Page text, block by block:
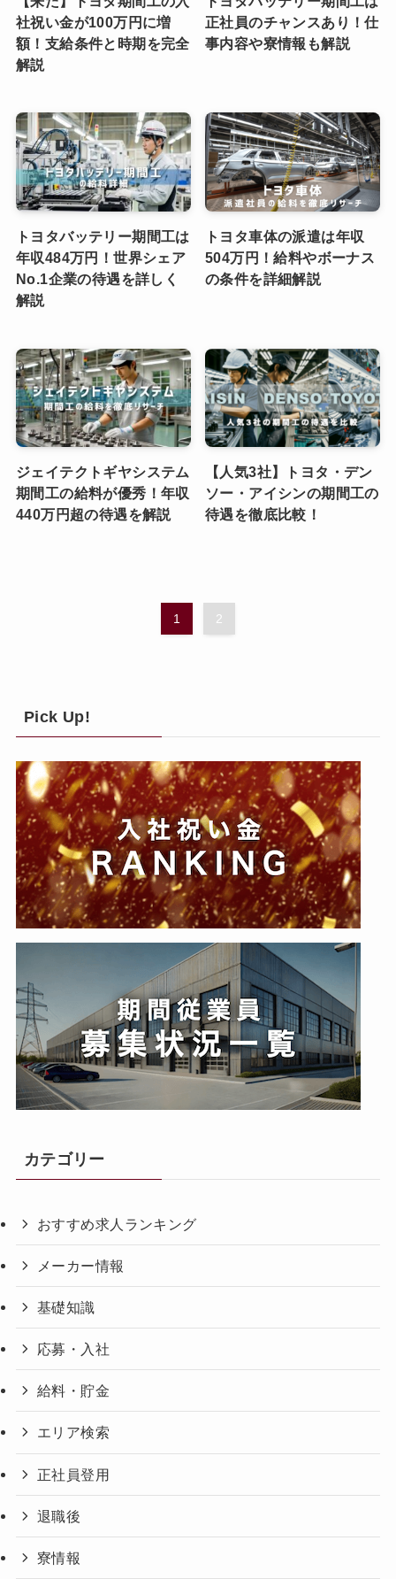
社祝い金が100万円に増
額！支給条件と時期を完全
解説
正社員のチャンスあり！仕
事内容や寮情報も解説
トヨタバッテリー期間工は
年収484万円！世界シェア
No.1企業の待遇を詳しく
解説
トヨタ車体の派遣は年収
504万円！給料やボーナス
の条件を詳細解説
ジェイテクトギヤシステム
期間工の給料が優秀！年収
440万円超の待遇を解説
【人気3社】トヨタ・デン
ソー・アイシンの期間工の
待遇を徹底比較！
1 2
Pick Up!
カテゴリー
おすすめ求人ランキング
メーカー情報
基礎知識
応募・入社
給料・貯金
エリア検索
正社員登用
退職後
寮情報